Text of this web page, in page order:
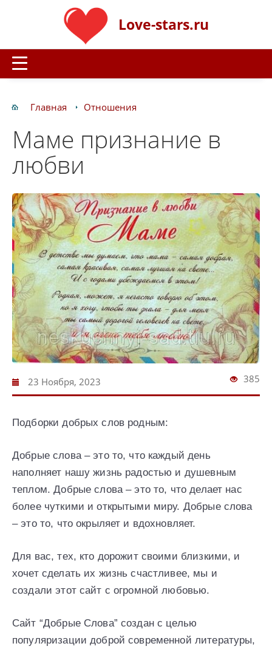
Love-stars.ru
Главная Отношения
Маме признание в
любви
23 Ноября, 2023 385
Подборки добрых слов родным:
Добрые слова – это то, что каждый день
наполняет нашу жизнь радостью и душевным
теплом. Добрые слова – это то, что делает нас
более чуткими и открытыми миру. Добрые слова
– это то, что окрыляет и вдохновляет.
Для вас, тех, кто дорожит своими близкими, и
хочет сделать их жизнь счастливее, мы и
создали этот сайт с огромной любовью.
Сайт “Добрые Слова” создан c целью
популяризации доброй современной литературы,